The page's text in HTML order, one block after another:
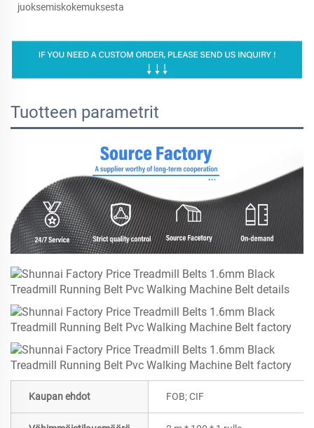
juoksemiskokemuksesta
Tuotteen parametrit
Kaupan ehdot FOB; CIF